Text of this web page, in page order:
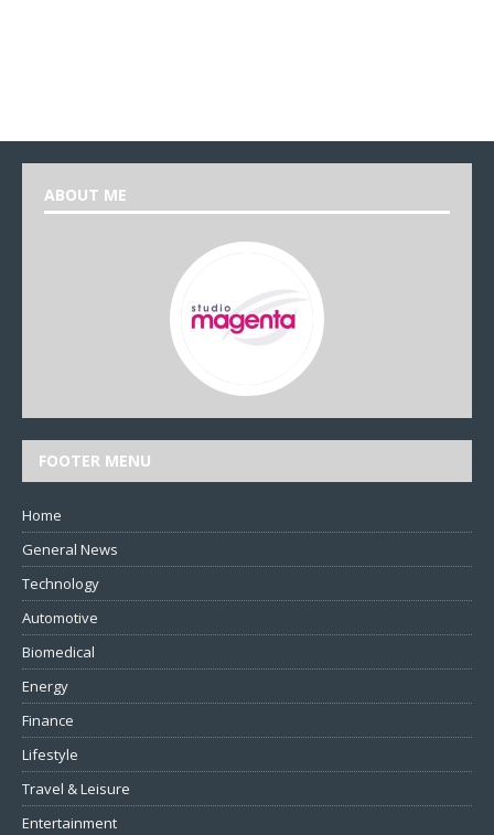
ABOUT ME
FOOTER MENU
Home
General News
Technology
Automotive
Biomedical
Energy
Finance
Lifestyle
Travel & Leisure
Entertainment